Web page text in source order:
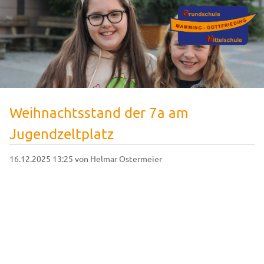
Weihnachtsstand der 7a am
Jugendzeltplatz
16.12.2025 13:25 von Helmar Ostermeier